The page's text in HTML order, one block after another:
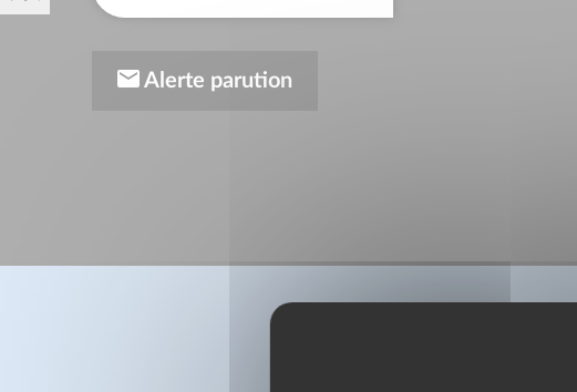
Alerte parution